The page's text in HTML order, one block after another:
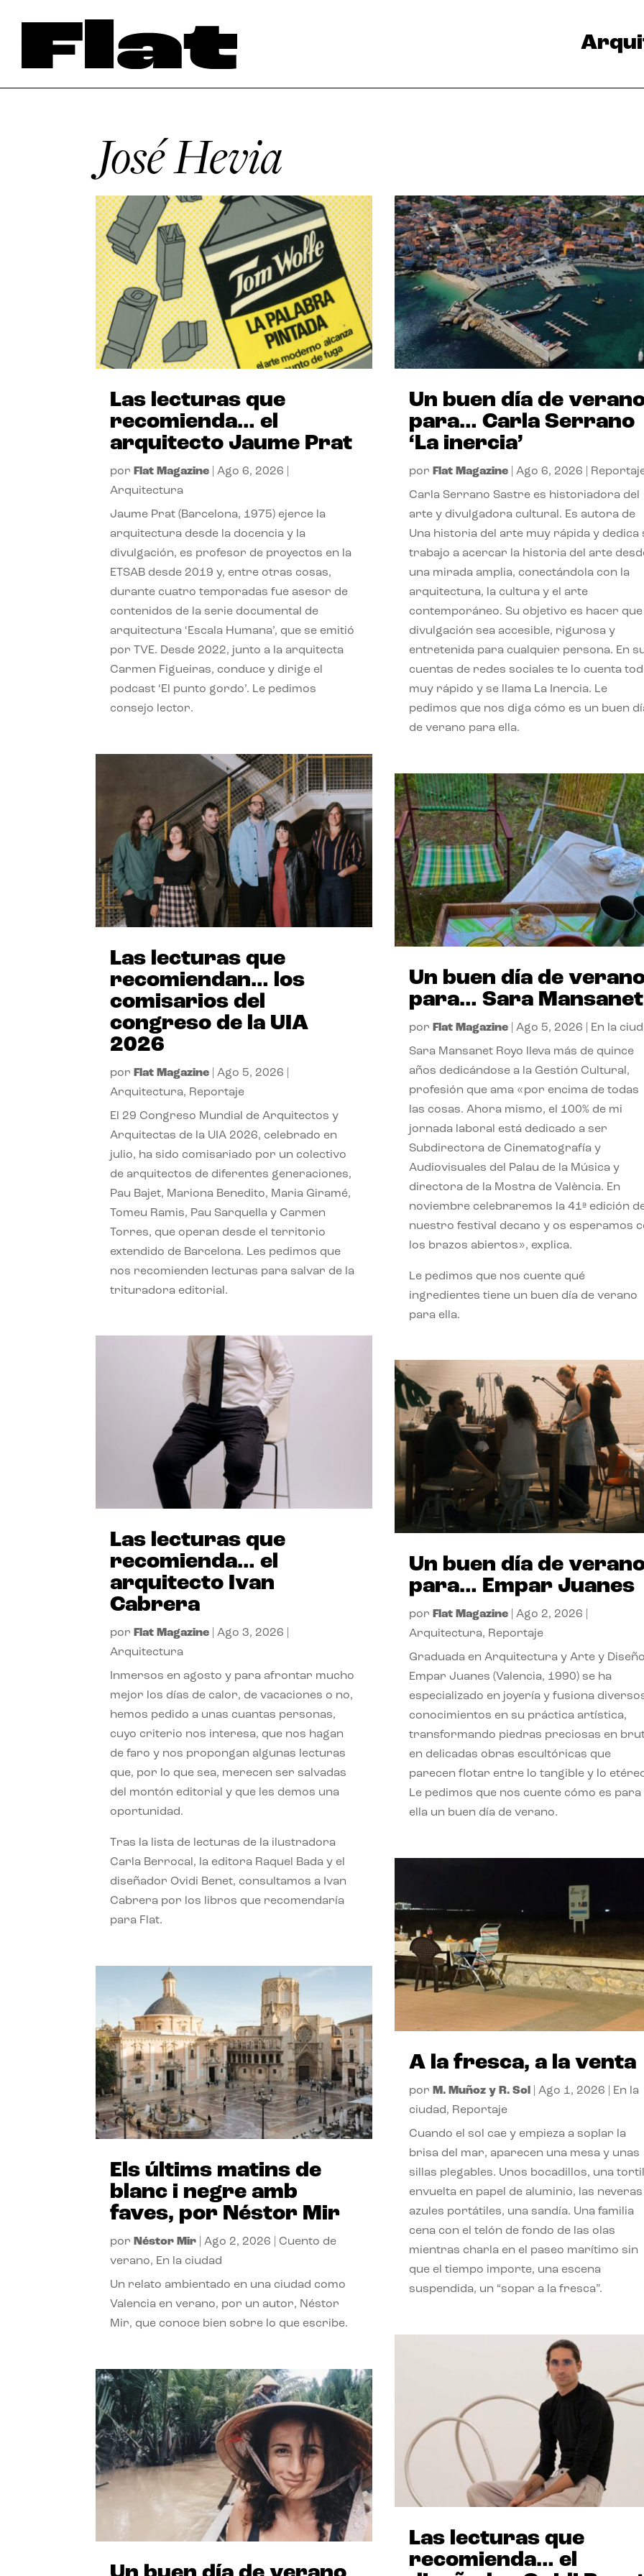
José Hevia
Las lecturas que
recomienda… el
arquitecto Jaume Prat
por Flat Magazine |Ago 6, 2026
Arquitectura
Jaume Prat (Barcelona, 1975) ejerce la
arquitectura desde la docencia y la
divulgación, es profesor de proyectos en la
ETSAB desde 2019 y, entre otras cosas,
durante cuatro temporadas fue asesor de
contenidos de la serie documental de
arquitectura ‘Escala Humana’, que se emitió
por TVE. Desde 2022, junto a la arquitecta
Carmen Figueiras, conduce y dirige el
podcast ‘El punto gordo’. Le pedimos
consejo lector.
Las lecturas que
recomiendan… los
comisarios del
congreso de la UIA
2026
por Flat Magazine |Ago 5, 2026
Arquitectura, Reportaje
El 29 Congreso Mundial de Arquitectos y
Arquitectas de la UIA 2026, celebrado en
julio, ha sido comisariado por un colectivo
de arquitectos de diferentes generaciones,
Pau Bajet, Mariona Benedito, Maria Giramé,
Tomeu Ramis, Pau Sarquella y Carmen
Torres, que operan desde el territorio
extendido de Barcelona. Les pedimos que
nos recomienden lecturas para salvar de la
trituradora editorial.
Las lecturas que
recomienda… el
arquitecto Ivan
Cabrera
por Flat Magazine |Ago 3, 2026
Arquitectura
Inmersos en agosto y para afrontar mucho
mejor los días de calor, de vacaciones o no,
hemos pedido a unas cuantas personas,
cuyo criterio nos interesa, que nos hagan
de faro y nos propongan algunas lecturas
que, por lo que sea, merecen ser salvadas
del montón editorial y que les demos una
oportunidad.
Tras la lista de lecturas de la ilustradora
Carla Berrocal, la editora Raquel Bada y el
diseñador Ovidi Benet, consultamos a Ivan
Cabrera por los libros que recomendaría
para Flat.
Els últims matins de
blanc i negre amb
faves, por Néstor Mir
por Néstor Mir |Ago 2, 2026 |Cuento de
verano, En la ciudad
Un relato ambientado en una ciudad como
Valencia en verano, por un autor, Néstor
Mir, que conoce bien sobre lo que escribe.
Un buen día de
para… Carla Serrano
‘La inercia’
por Flat Magazine| Ago 6, 2026
Carla Serrano Sastre es historiadora del
arte y divulgadora cultural. Es autora de
Una historia del arte muy rápida y dedica
trabajo a acercar la historia del arte
una mirada amplia, conectándola con la
arquitectura, la cultura y el arte
contemporáneo. Su objetivo es hacer que
divulgación sea accesible, rigurosa y
entretenida para cualquier persona. En
cuentas de redes sociales te lo cuenta
muy rápido y se llama La Inercia. Le
pedimos que nos diga cómo es un buen
de verano para ella.
Un buen día de
para… Sara Mansanet
por Flat Magazine| Ago 5, 2026 En la
Sara Mansanet Royo lleva más de quince
años dedicándose a la Gestión Cultural,
profesión que ama «por encima de todas
las cosas. Ahora mismo, el 100% de mi
jornada laboral está dedicado a ser
Subdirectora de Cinematografía y
Audiovisuales del Palau de la Música y
directora de la Mostra de València. En
noviembre celebraremos la 41ª edición
nuestro festival decano y os esperamos
los brazos abiertos», explica.
Le pedimos que nos cuente qué
ingredientes tiene un buen día de verano
para ella.
Un buen día de
para… Empar Juanes
por Flat Magazine| Ago 2, 2026
Arquitectura, Reportaje
Graduada en Arquitectura y Arte y
Empar Juanes (Valencia, 1990) se ha
especializado en joyería y fusiona
conocimientos en su práctica artística,
transformando piedras preciosas en
en delicadas obras escultóricas que
parecen flotar entre lo tangible y lo
Le pedimos que nos cuente cómo es para
ella un buen día de verano.
A la fresca, a la venta
por M. Muñoz y R. Sol Ago 1, 2026
En la
ciudad, Reportaje
Cuando el sol cae y empieza a soplar la
brisa del mar, aparecen una mesa y unas
sillas plegables. Unos bocadillos, una
envuelta en papel de aluminio, las neveras
azules portátiles, una sandía. Una familia
cena con el telón de fondo de las olas
mientras charla en el paseo marítimo sin
que el tiempo importe, una escena
suspendida, un “sopar a la fresca”.
Las lecturas que
recomienda… el